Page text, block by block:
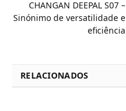
CHANGAN DEEPAL S07 –
Sinónimo de versatilidade e
eficiência
RELACIONADOS